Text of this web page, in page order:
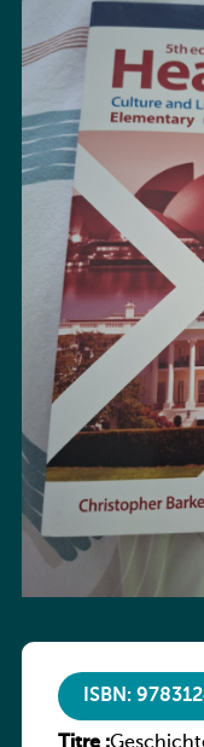
ISBN: